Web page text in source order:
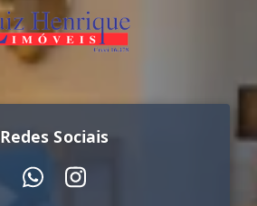
Redes Sociais